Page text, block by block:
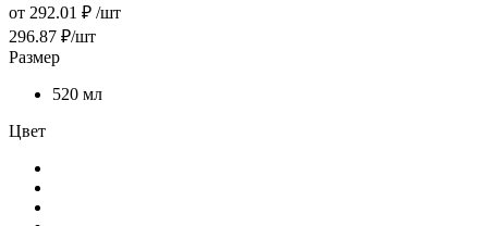
от 292.01 ₽ /шт
296.87 ₽/шт
Размер
520 мл
Цвет